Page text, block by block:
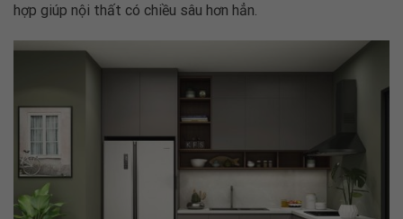
hợp giúp nội thất có chiều sâu hơn hẳn.